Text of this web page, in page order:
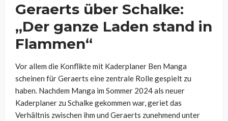
Geraerts über Schalke:
„Der ganze Laden stand in
Flammen“
Vor allem die Konflikte mit Kaderplaner Ben Manga
scheinen für Geraerts eine zentrale Rolle gespielt zu
haben. Nachdem Manga im Sommer 2024 als neuer
Kaderplaner zu Schalke gekommen war, geriet das
Verhältnis zwischen ihm und Geraerts zunehmend unter